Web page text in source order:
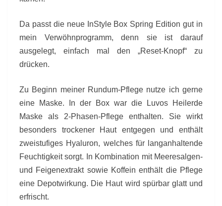
Da passt die neue InStyle Box Spring Edition gut in
mein Verwöhnprogramm, denn sie ist darauf
ausgelegt, einfach mal den „Reset-Knopf“ zu
drücken.
Zu Beginn meiner Rundum-Pflege nutze ich gerne
eine Maske. In der Box war die Luvos Heilerde
Maske als 2-Phasen-Pflege enthalten. Sie wirkt
besonders trockener Haut entgegen und enthält
zweistufiges Hyaluron, welches für langanhaltende
Feuchtigkeit sorgt. In Kombination mit Meeresalgen-
und Feigenextrakt sowie Koffein enthält die Pflege
eine Depotwirkung. Die Haut wird spürbar glatt und
erfrischt.